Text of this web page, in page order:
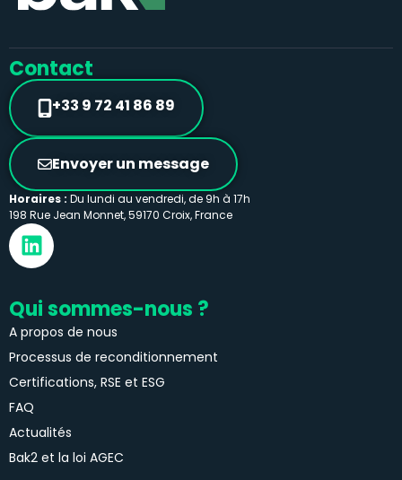
Qui sommes-nous ?
A propos de nous
Processus de reconditionnement
Certifications, RSE et ESG
FAQ
Actualités
Bak2 et la loi AGEC
Contact
+33 9 72 41 86 89
Envoyer un message
Horaires : Du lundi au vendredi, de 9h à 17h
198 Rue Jean Monnet, 59170 Croix, France